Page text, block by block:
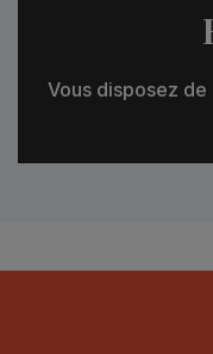
Vous disposez